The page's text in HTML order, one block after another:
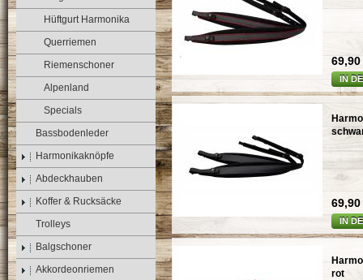
Hüftgurt Harmonika
Querriemen
Riemenschoner
Alpenland
Specials
Bassbodenleder
Harmonikaknöpfe
Abdeckhauben
Koffer & Rucksäcke
Trolleys
Balgschoner
Akkordeonriemen
69,90
IN
69,90
IN
rot